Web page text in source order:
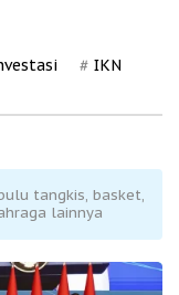
IKN
tangkis, basket,
lainnya